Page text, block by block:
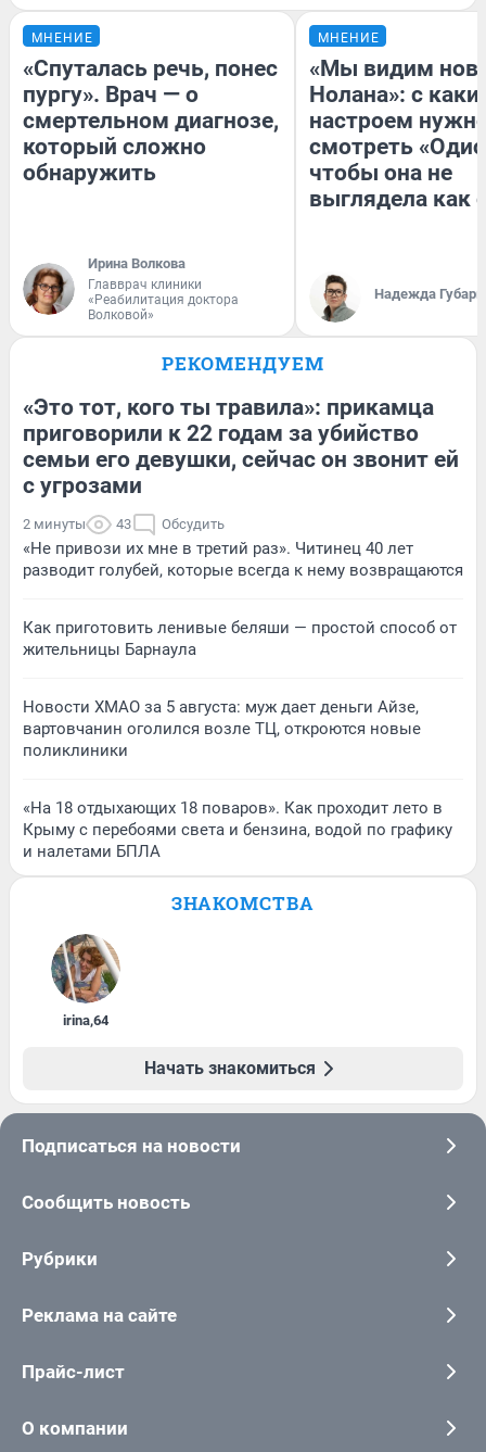
МНЕНИЕ
«Спуталась речь, понес
пургу». Врач — о
смертельном диагнозе,
который сложно
обнаружить
Ирина Волкова
Главврач клиники
«Реабилитация доктора
Волковой»
МНЕНИЕ
«Мы видим
Нолана»: с
настроем
смотреть
чтобы она не
выглядела как
Надежда Губарь
РЕКОМЕНДУЕМ
«Это тот, кого ты травила»: прикамца
приговорили к 22 годам за убийство
семьи его девушки, сейчас он звонит ей
с угрозами
2 минуты 43 Обсудить
«Не привози их мне в третий раз». Читинец 40 лет
разводит голубей, которые всегда к нему возвращаются
Как приготовить ленивые беляши — простой способ от
жительницы Барнаула
Новости ХМАО за 5 августа: муж дает деньги Айзе,
вартовчанин оголился возле ТЦ, откроются новые
поликлиники
«На 18 отдыхающих 18 поваров». Как проходит лето в
Крыму с перебоями света и бензина, водой по графику
и налетами БПЛА
ЗНАКОМСТВА
irina,64
Начать знакомиться
Подписаться на новости
Сообщить новость
Рубрики
Реклама на сайте
Прайс-лист
О компании